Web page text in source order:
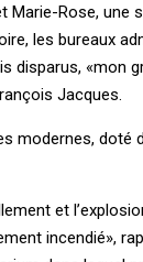
Marie-Rose, une
les bureaux
disparus, «mon
Jacques.
modernes, doté
et
incendié»,